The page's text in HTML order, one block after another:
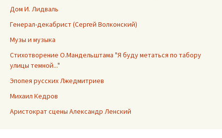
Дом И. Лидваль
Генерал-декабрист (Сергей Волконский)
Музы и музыка
Стихотворение О.Мандельштама "Я буду метаться по табору
улицы темной..."
Эпопея русских Лжедмитриев
Михаил Кедров
Аристократ сцены Александр Ленский